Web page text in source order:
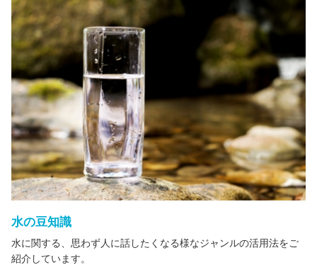
水の豆知識
水に関する、思わず人に話したくなる様なジャンルの活用法をご
紹介しています。